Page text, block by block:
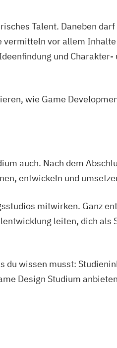
Talent. Daneben
vermitteln vor allem
und Charakter-
wie Game
auch. Nach dem
entwickeln und
mitwirken. Ganz
leiten, dich als
du wissen musst:
Design Studium